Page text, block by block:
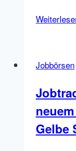
Jobbörsen
Gelbe